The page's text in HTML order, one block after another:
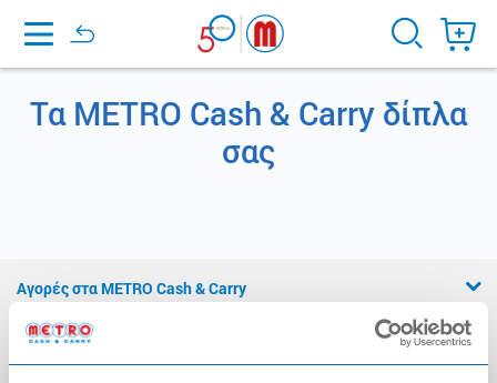
Home
Τα METRO Cash & Carry δίπλα
σας
Αγορές στα METRO Cash & Carry
Εμπειρία METRO Cash & Carry
Διασφάλιση Ποιότητας